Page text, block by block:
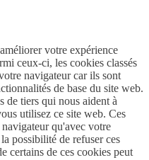
votre expérience
ceux-ci, les cookies classés
navigateur car ils sont
de base du site web.
de tiers qui nous aident à
utilisez ce site web. Ces
qu'avec votre
possibilité de refuser ces
certains de ces cookies peut